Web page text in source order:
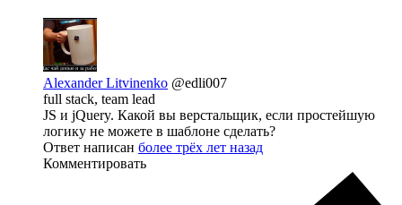
Alexander Litvinenko @edli007
full stack, team lead
JS и jQuery. Какой вы верстальщик, если простейшую
логику не можете в шаблоне сделать?
Ответ написан более трёх лет назад
Комментировать